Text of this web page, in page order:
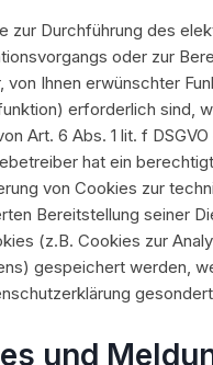
zur Durchführung des
oder zur
von Ihnen erwünschter
erforderlich sind,
Art. 6 Abs. 1 lit. f
hat ein
von Cookies zur
Bereitstellung seiner
(z.B. Cookies zur
gespeichert werden,
und